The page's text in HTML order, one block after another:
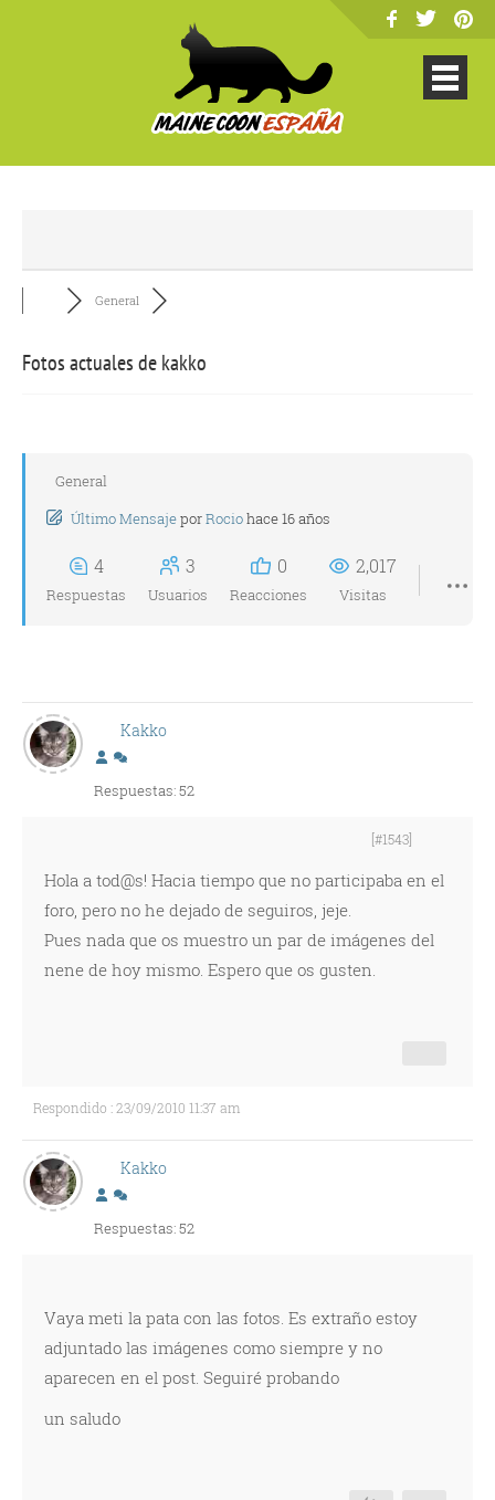
General
Fotos actuales de kakko
General
Último MensajeporRociohace 16 años
4
Respuestas
3
Usuarios
0
Reacciones
2,017
Visitas
Kakko
Respuestas: 52
[#1543]
Hola a tod@s! Hacia tiempo que no participaba en el
foro, pero no he dejado de seguiros, jeje.
Pues nada que os muestro un par de imágenes del
nene de hoy mismo. Espero que os gusten.
Respondido : 23/09/2010 11:37 am
Kakko
Respuestas: 52
Vaya meti la pata con las fotos. Es extraño estoy
adjuntado las imágenes como siempre y no
aparecen en el post. Seguiré probando
un saludo